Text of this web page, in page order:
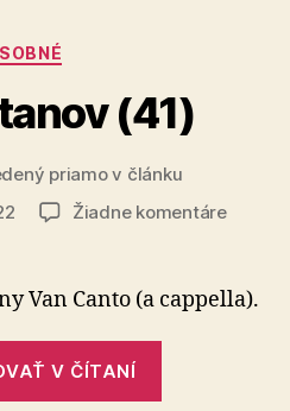
Kategórie
(41)
priamo v článku
Žiadne komentárena
(41)
Van Canto (a cappella).
V ČÍTANÍ